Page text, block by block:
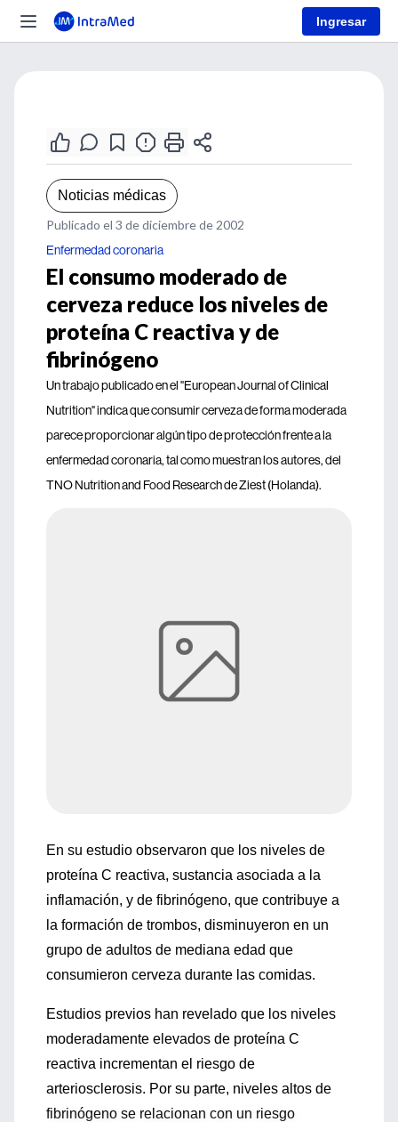
Ingresar
Noticias médicas
Publicado el 3 de diciembre de 2002
Enfermedad coronaria
El consumo moderado de
cerveza reduce los niveles de
proteína C reactiva y de
fibrinógeno
Un trabajo publicado en el "European Journal of Clinical
Nutrition" indica que consumir cerveza de forma moderada
parece proporcionar algún tipo de protección frente a la
enfermedad coronaria, tal como muestran los autores, del
TNO Nutrition and Food Research de Ziest (Holanda).
En su estudio observaron que los niveles de
proteína C reactiva, sustancia asociada a la
inflamación, y de fibrinógeno, que contribuye a
la formación de trombos, disminuyeron en un
grupo de adultos de mediana edad que
consumieron cerveza durante las comidas.
Estudios previos han revelado que los niveles
moderadamente elevados de proteína C
reactiva incrementan el riesgo de
arteriosclerosis. Por su parte, niveles altos de
fibrinógeno se relacionan con un riesgo